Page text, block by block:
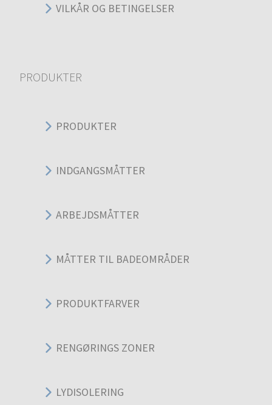
VILKÅR OG BETINGELSER
PRODUKTER
PRODUKTER
INDGANGSMÅTTER
ARBEJDSMÅTTER
MÅTTER TIL BADEOMRÅDER
PRODUKTFARVER
RENGØRINGS ZONER
LYDISOLERING